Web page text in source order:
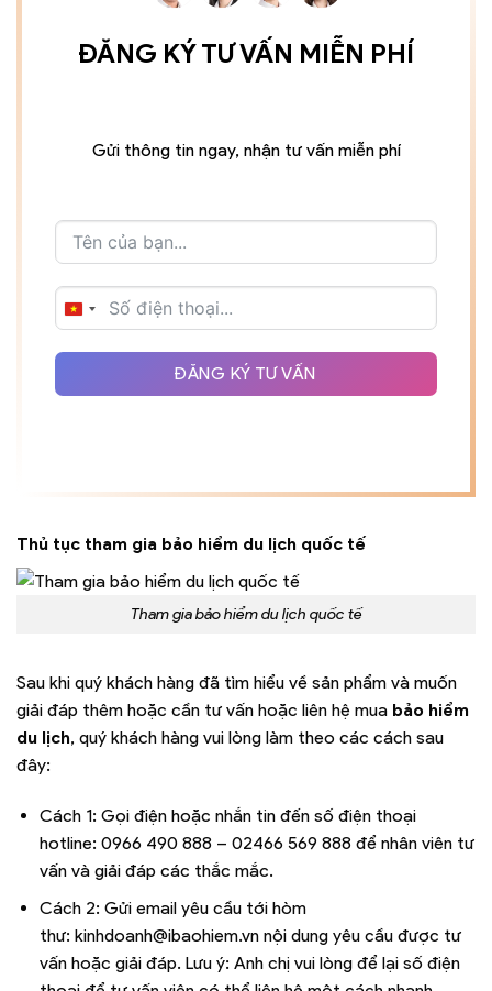
ĐĂNG KÝ TƯ VẤN MIỄN PHÍ
Gửi thông tin ngay, nhận tư vấn miễn phí
VIETNAM
ĐĂNG KÝ TƯ VẤN
Thủ tục tham gia bảo hiểm du lịch quốc tế
Tham gia bảo hiểm du lịch quốc tế
Sau khi quý khách hàng đã tìm hiểu về sản phẩm và muốn
giải đáp thêm hoặc cần tư vấn hoặc liên hệ mua bảo hiểm
du lịch, quý khách hàng vui lòng làm theo các cách sau
đây:
Cách 1: Gọi điện hoặc nhắn tin đến số điện thoại
hotline: 0966 490 888 – 02466 569 888 để nhân viên tư
vấn và giải đáp các thắc mắc.
Cách 2: Gửi email yêu cầu tới hòm
thư: kinhdoanh@ibaohiem.vn nội dung yêu cầu được tư
vấn hoặc giải đáp. Lưu ý: Anh chị vui lòng để lại số điện